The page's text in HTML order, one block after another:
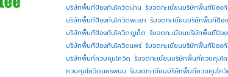
บริษัทพื้นทีป้องกันโควิดน่าน รับจดทะเบียนบริษัทพื้นทีป้อง
บริษัทพื้นทีป้องกันโควิดพะเยา รับจดทะเบียนบริษัทพื้นทีป้อ
บริษัทพื้นทีป้องกันโควิดภูเก็ต รับจดทะเบียนบริษัทพื้นทีป้อ
บริษัทพื้นทีป้องกันโควิดแพร่ รับจดทะเบียนบริษัทพื้นทีป้อง
บริษัทพื้นที่ควบคุมโควิด รับจดทะเบียนบริษัทพื้นที่ควบคุมโ
ควบคุมโควิดนครพนม รับจดทะเบียนบริษัทพื้นที่ควบคุมโค